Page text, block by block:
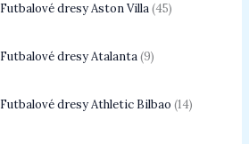
Futbalové dresy Aston Villa 45
Futbalové dresy Atalanta 9
Futbalové dresy Athletic Bilbao 14